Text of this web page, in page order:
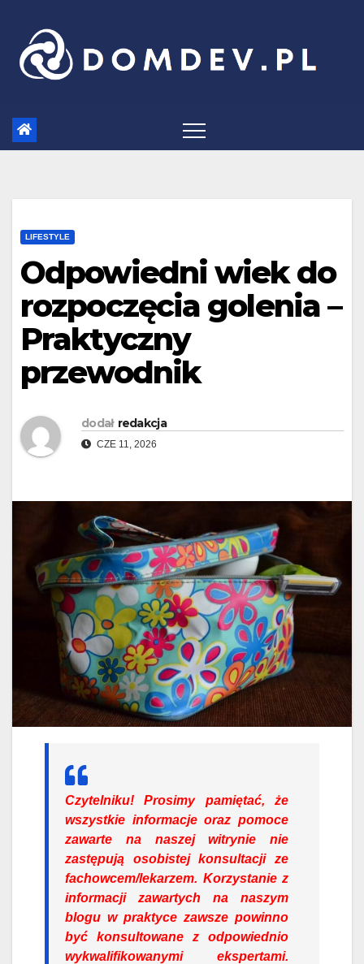
content
LIFESTYLE
Odpowiedni wiek do
rozpoczęcia golenia –
Praktyczny
przewodnik
dodał redakcja
CZE 11, 2026
Czytelniku! Prosimy pamiętać, że
wszystkie informacje oraz pomoce
zawarte na naszej witrynie nie
zastępują osobistej konsultacji ze
fachowcem/lekarzem. Korzystanie z
informacji zawartych na naszym
blogu w praktyce zawsze powinno
być konsultowane z odpowiednio
wykwalifikowanymi ekspertami.